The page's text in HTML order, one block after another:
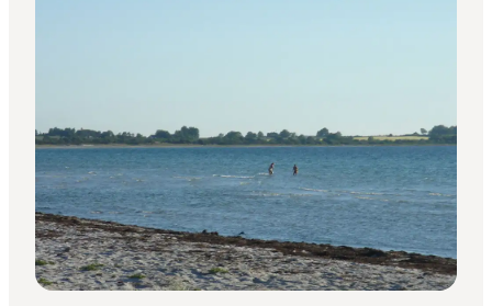
Dove dormire
Pianifica il viaggio